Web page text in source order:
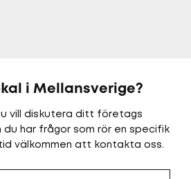
i Mellansverige?
vill diskutera ditt företags
du har frågor som rör en specifik
välkommen att kontakta oss.